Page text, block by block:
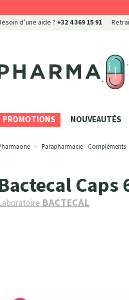
d’une aide ? +32 4 369 15 91
Votre pharmacie en ligne à
PROMOTIONS NOUVEAUTÉS
Parapharmacie - Compléments
Caps
BACTECAL